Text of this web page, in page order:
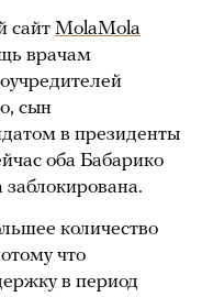
сайт MolaMola
врачам
сын
в президенты
оба Бабарико
количество
что
в период